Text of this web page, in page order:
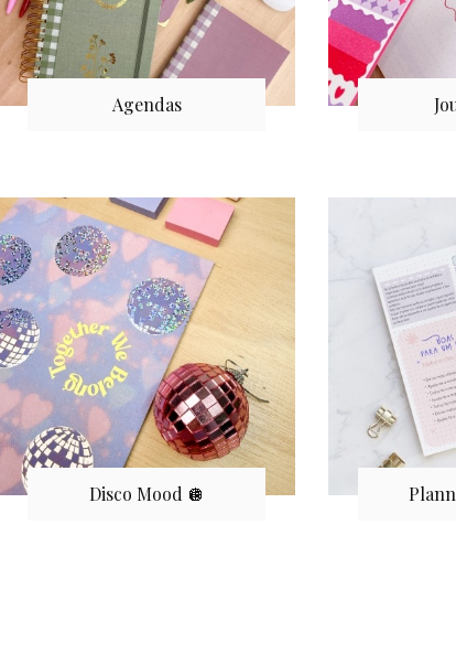
Agendas
Disco Mood 🪩